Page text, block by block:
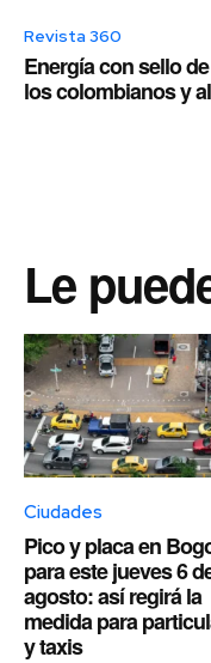
Revista 360
Energía con sello
los colombianos y
Le
Ciudades
Pico y placa en
para este jueves 6
agosto: así regirá la
medida para
y taxis